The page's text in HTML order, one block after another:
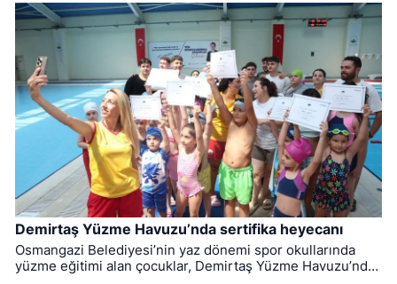
Demirtaş Yüzme Havuzu’nda sertifika heyecanı
Osmangazi Belediyesi’nin yaz dönemi spor okullarında
yüzme eğitimi alan çocuklar, Demirtaş Yüzme Havuzu’nda